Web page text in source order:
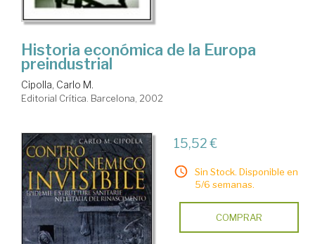
Historia económica de la Europa
preindustrial
Cipolla, Carlo M.
Editorial Crítica. Barcelona, 2002
15,52 €
Sin Stock. Disponible en
5/6 semanas.
COMPRAR